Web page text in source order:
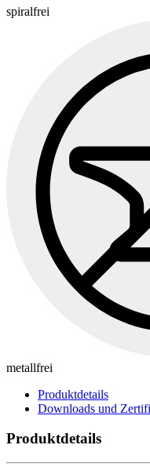
spiralfrei
metallfrei
Produktdetails
Downloads und
Produktdetails